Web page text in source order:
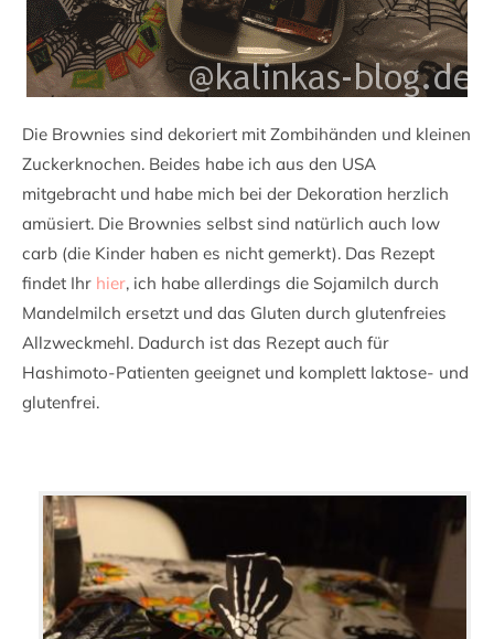
Die Brownies sind dekoriert mit Zombihänden und kleinen
Zuckerknochen. Beides habe ich aus den USA
mitgebracht und habe mich bei der Dekoration herzlich
amüsiert. Die Brownies selbst sind natürlich auch low
carb (die Kinder haben es nicht gemerkt). Das Rezept
findet Ihr hier, ich habe allerdings die Sojamilch durch
Mandelmilch ersetzt und das Gluten durch glutenfreies
Allzweckmehl. Dadurch ist das Rezept auch für
Hashimoto-Patienten geeignet und komplett laktose- und
glutenfrei.